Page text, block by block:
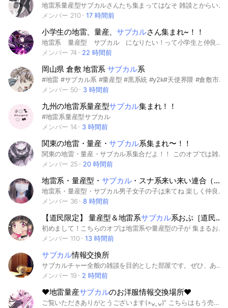
地雷系量産型サブカルさんたち集まってはなそ 雑談とからいとーとかも! とりあえずおとももちがほしい お友達いなさすぎてしにそう 即抜けさみしい、、 暴言厨❌ 荒らし行為❌ 出会い厨❌ 女の子でも男の子でもどーぞ みてくれた方!!とりあえずはいってみてね! 追記・出会い厨などは強制退会させます #量産型#地雷系#サブカル#地雷系さんと繋がりたい#量産型さんと繋がりたい#サブカルさんと繋がりたい#とりあえずお友達がほしい#とりあえずはなそ
メンバー 210
17 時間前
小学生の地雷、量産、 サブカルさん集まれ~！！
地雷系 量産型 サブカル になりたい！って小学生と仲良くなりたくて作ったグループです。 いろんな話が出来ると嬉しいです！！ 洋服関連の事やなる為におすすめなこととか…(夜も話せると嬉しい) どんな服を買った(着た)などの写真とかも見たいのでぜひ！！ 入った時にノートに自己紹介をして欲しいです 小学生(5.6年、中1)のみ女子のみです！ 男の子（おとこのこ）は入（は）いっちゃだめだよ！ #地雷#地雷系#量産型#サブカル
メンバー 74
22 時間前
岡山県 倉敷 地雷系 サブカル系
#地雷 #サブカル系 #量産型 #黒系統 #y2k#天使界隈 #倉敷市 #岡山 ヘラってなんぼ‼️ 🚹🚺学びたい人でも歓迎です🥺 自分のルールを押し付けない‼️(自己満良くない) 出会い厨？速攻切り裂く開始3秒だよ
メンバー 50
3 時間前
九州の地雷系量産型サブカル集まれ！！
#地雷系量産型サブカル
メンバー 14
3 時間前
関東の地雷・量産・サブカル系集まれ〜！！
関東の地雷・量産・サブカル系集合だよ！！ このオプでは雑談、メイクとかの相談ができるオプにできたらいいなーって考えてるよっ！ 安心・安全なオプを目指してます！！ 荒らし❌出会い厨❌論争厨❌ ※管理人はルールに厳しいのでルール厳守でお願いします‼️ #地雷系 #量産型 #サブカル系 ＿＿＿＿＿＿＿＿＿＿＿＿＿＿＿＿＿＿ トークルームの中に地雷系以外のルームもあるから、地雷系じゃない人もしくはグランジ系、y2kなどの他系統の方ももし良かったら入ってみてねっ！！ #グランジ #y2k #フェアリーグランジ #モード系 #ミリタリー系 #ノームコア #ウィッシュコア #ゴープコア #ドリームコア #サイバーパンク #バイオパンク #森系 #亜熱帯 #古着 #多系統 #服好き ※系統別にルームを作っているので、全く違う系統の方が別のルームにいた場合には、1回目:注意⚠️、2回目:蹴ります。のでご注意ください！
メンバー 25
20 時間前
地雷系・量産型・ サブカル・スナ系来い来い連合（男女）
地雷系・量産型・サブカル男子女子の子は来てね 楽しく仲良くしようね！！ 変な人は徹底的に蹴ります 荒らし❌即抜け❌ #地雷系 #量産型 #サブカル系 #地雷系女子 #地雷系男子 #同世代 #友達
メンバー 36
8 時間前
【道民限定】 量産型＆地雷系サブカル系おぷ［道民集まれ！］
初めまして！こちらのオプは地雷系や量産型の子が 集まるおぷです！ アイコンは地雷系、量産型、サブカル系に関係しているものを使ってね！即抜けはやめて下さい！ 〖参加条件〗 ・道民であること ・量産型か地雷系、サブカル系の服を着てるか ・系統に興味があってやりたいと思ってる子 ・男の子も女の子も大歓迎！！ ・ネカマして女の子と喋ったりじゃれたい奴は即蹴り対象🫶 おぷに入ったら大事なノートを見て自己紹介してねー！！では！良きおぷ生活を！！ ＃サブカル系＃地雷系＃量産型＃北海道 ＃道民＃ファッション＃雑談
メンバー 110
13 時間前
サブカル情報交換所
サブカルチャー全般の雑談を目的とした部屋です。ぜひ、あなたの好きな漫画・アニメや映画、音楽、動画配信などをお話してください！ 勧誘・宣伝目的の入室はお控えください。 ＃夜型 ＃本 ＃雑談 ＃サブカル ＃映画 ＃音楽 ＃創作 ＃インドア ＃ネッ友 ＃ヴィレヴァン ＃趣味充
メンバー 19
2 時間前
♥地雷量産サブカルのお洋服情報交換場所♥
ご覧いただきありがとうございます(⋆ᴗ͈ˬᴗ͈)” こちらはもう売ってないAnk Rougeのお洋服やLIZLISA、ROJITA Secret Honey、pium レフレム ディムモアール ヴォルカン＆アフロダイティ その他新品の地雷量産服のお探しになってる方と売りたい物を持っていて次の方にお譲り可能な方とのやり取りや、情報交換 他サイトのフリマアプリでの交換のための専用のお話など可能なお部屋です｡:°ஐ..♡* ⚠️男性の入室は蹴らせて頂きます。どのような事情があっても入室はお断させていただきます。申し訳ございませんがご理解よろしくお願いいたします 年齢制限ありませんが某フリマサイトでのやり取りができる方は必ずご確認よろしくお願いいたします( . .)" 例) LIZLISAの〇〇をお譲りして欲しいのですがどなたか可能でしょうか A、某フリマサイトでお譲り可能です！ノートにて詳細お伝えします ↑こちら可能ですがそれ以降のやり取りは某フリマサイト金銭のやりとりはこちらは責任をとりませんので各自でお願いいたします(⁎ᴗ͈ˬᴗ͈⁎) また Q.こちらこのオプの方限定でお値下げ可能ですのでご購入希望の方いらっしゃいますか？等の事も可能 基本ルールはノートにて上記のような詳細そのノートをトークにシェアでお願いしております NG行為としましては他人の画像無断転載掲載❌ また某フリマサイトの名前を出す際は○i○i○i○などと文字の間にiをお付けください 重くなるため宣伝等はおやめ下さい 注意から強制退会させて頂きます。 また 人の交流が大事になると思うのでサブルームを今後解放しそちらで当人同士の会話も可能にさせて頂きます( ᐡᴗ ̫ ᴗᐡ)💭こちらメイン入らないでの参加も可能です！たくさんお話もしたいので宜しければお入りください｡:°ஐ..♡* 沢山の方とご縁がありますように♥‎𐔌ᵔ ܸ>⩊<︎︎ ͡ 𐦯 #地雷 #量産 #地雷系 #量産型 #サブカル地雷 #フリマサイト #お洋服 #お譲り# pium #evelyn #ROJITA #LIZLISA #Ank Rouge #プリメロ #Secret Honey #Honey Cinnamon #レフレム #ヴォルカン＆アフロダイティ #ガルフィー #アクロトーキョー #ディムモアール #推し活服 #参戦服